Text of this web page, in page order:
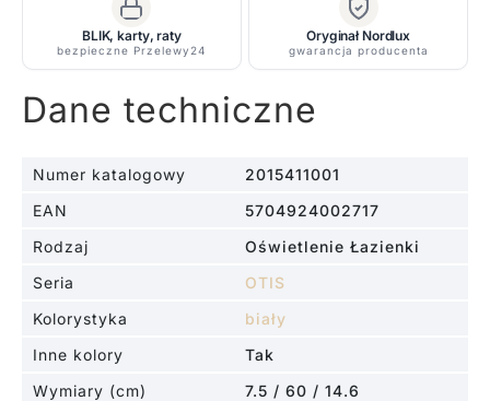
BLIK, karty, raty
bezpieczne Przelewy24
Oryginał Nordlux
gwarancja producenta
Dane techniczne
Numer katalogowy
2015411001
EAN
5704924002717
Rodzaj
Oświetlenie Łazienki
Seria
OTIS
Kolorystyka
biały
Inne kolory
Tak
Wymiary (cm)
7.5 / 60 / 14.6